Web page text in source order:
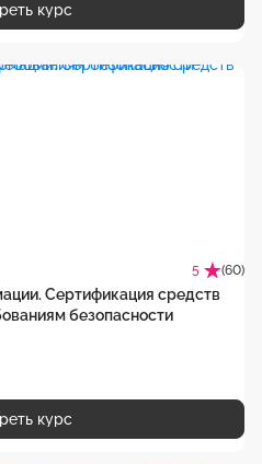
курс
5 (60)
Сертификация средств
безопасности
курс